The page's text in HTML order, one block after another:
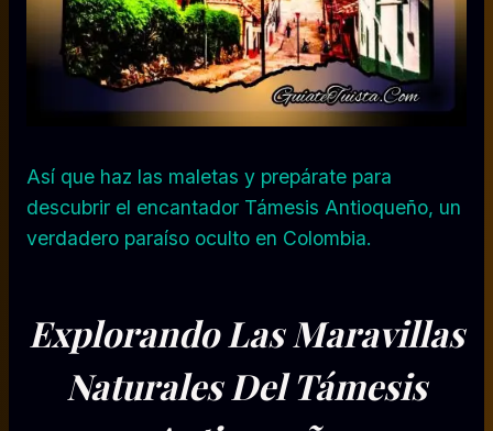
Así que haz las maletas y prepárate para
descubrir el encantador Támesis Antioqueño, un
verdadero paraíso oculto en Colombia.
Explorando Las Maravillas
Naturales Del Támesis